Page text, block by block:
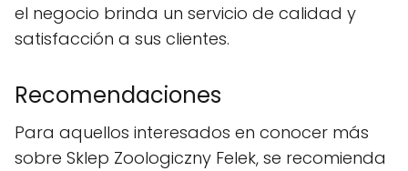
el negocio brinda un servicio de calidad y
satisfacción a sus clientes.
Recomendaciones
Para aquellos interesados en conocer más
sobre Sklep Zoologiczny Felek, se recomienda